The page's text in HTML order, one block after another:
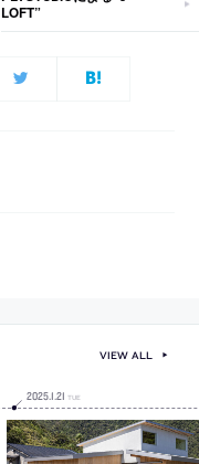
LOFT”
2025.1.21 TUE
VIEW ALL